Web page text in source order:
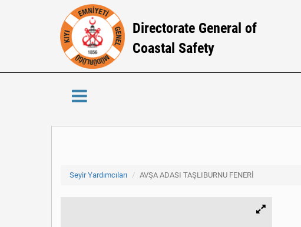
Directorate General of
Coastal Safety
Seyir Yardımcıları AVŞA ADASI TAŞLIBURNU FENERİ